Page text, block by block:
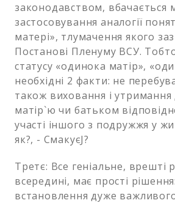
законодавством, вбачається
застосовування аналогії
матері», тлумачення якого
Постанові Пленуму ВСУ.
статусу «одинока матір»,
необхідні 2 факти: не
також виховання і
матір`ю чи батьком
участі іншого з подружжя у
як?, - СмакуєJ?
Третє: Все геніальне, врешті
всередині, має прості
встановлення дуже